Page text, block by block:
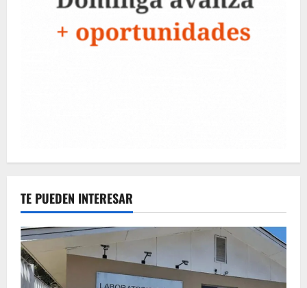
TE PUEDEN INTERESAR